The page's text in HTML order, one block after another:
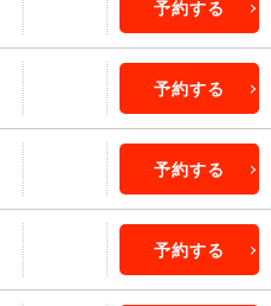
予約する
予約する
予約する
予約する